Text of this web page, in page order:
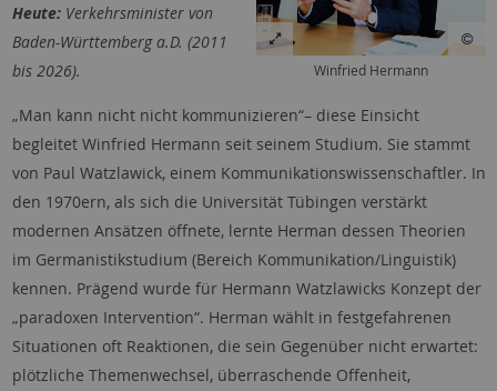
Winfried Hermann
Heute: Verkehrsminister von
Baden-Württemberg a.D. (2011
bis 2026).
„Man kann nicht nicht kommunizieren“– diese Einsicht
begleitet Winfried Hermann seit seinem Studium. Sie stammt
von Paul Watzlawick, einem Kommunikationswissenschaftler. In
den 1970ern, als sich die Universität Tübingen verstärkt
modernen Ansätzen öffnete, lernte Herman dessen Theorien
im Germanistikstudium (Bereich Kommunikation/Linguistik)
kennen. Prägend wurde für Hermann Watzlawicks Konzept der
„paradoxen Intervention“. Herman wählt in festgefahrenen
Situationen oft Reaktionen, die sein Gegenüber nicht erwartet:
plötzliche Themenwechsel, überraschende Offenheit,